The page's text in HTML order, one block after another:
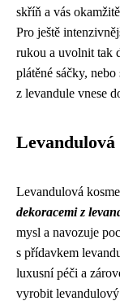
skříň a vás
Pro ještě
rukou a uvolnit tak
plátěné sáčky,
z levandule vnese
Levandulová
Levandulová
dekoracemi z
mysl a navozuje
s přídavkem
luxusní péči a
vyrobit